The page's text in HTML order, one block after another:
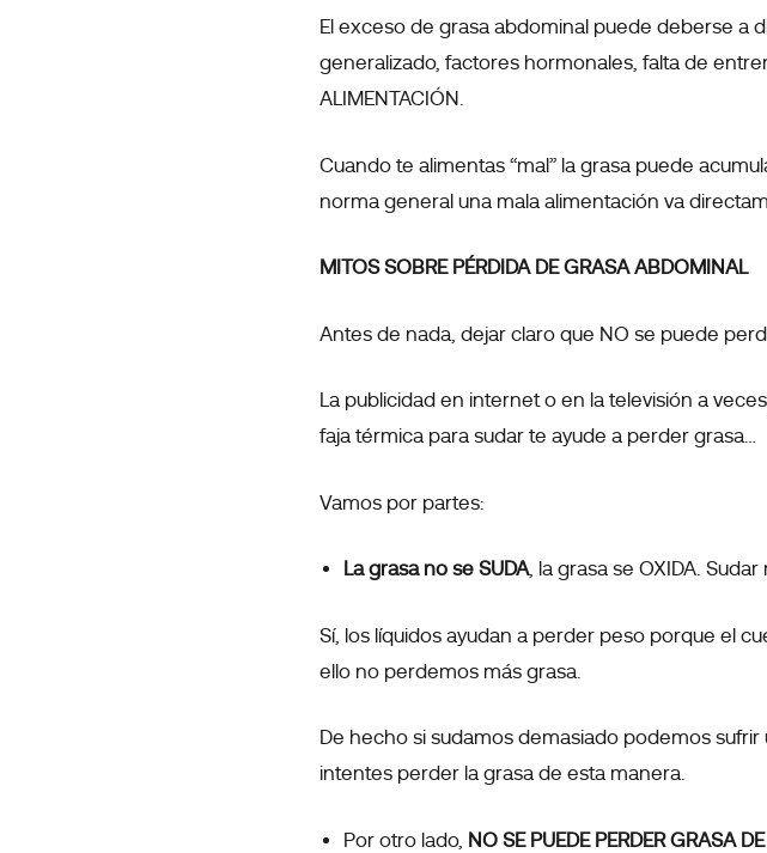
El exceso de grasa abdominal puede deberse a
generalizado, factores hormonales, falta de
ALIMENTACIÓN.
Cuando te alimentas “mal” la grasa puede
norma general una mala alimentación va
MITOS SOBRE PÉRDIDA DE GRASA ABDOMINAL
Antes de nada, dejar claro que NO se puede
La publicidad en internet o en la televisión a
faja térmica para sudar te ayude a perder grasa…
Vamos por partes:
La grasa no se SUDA, la grasa se OXIDA.
Sí, los líquidos ayudan a perder peso porque el
ello no perdemos más grasa.
De hecho si sudamos demasiado podemos
intentes perder la grasa de esta manera.
Por otro lado, NO SE PUEDE PERDER GRASA